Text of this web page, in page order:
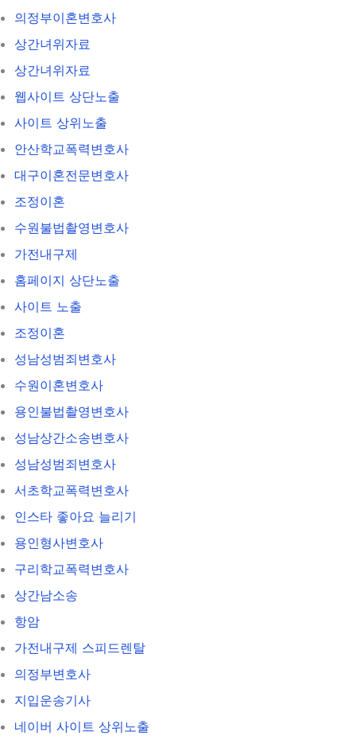
의정부이혼변호사
상간녀위자료
상간녀위자료
웹사이트 상단노출
사이트 상위노출
안산학교폭력변호사
대구이혼전문변호사
조정이혼
수원불법촬영변호사
가전내구제
홈페이지 상단노출
사이트 노출
조정이혼
성남성범죄변호사
수원이혼변호사
용인불법촬영변호사
성남상간소송변호사
성남성범죄변호사
서초학교폭력변호사
인스타 좋아요 늘리기
용인형사변호사
구리학교폭력변호사
상간남소송
항암
가전내구제 스피드렌탈
의정부변호사
지입운송기사
네이버 사이트 상위노출